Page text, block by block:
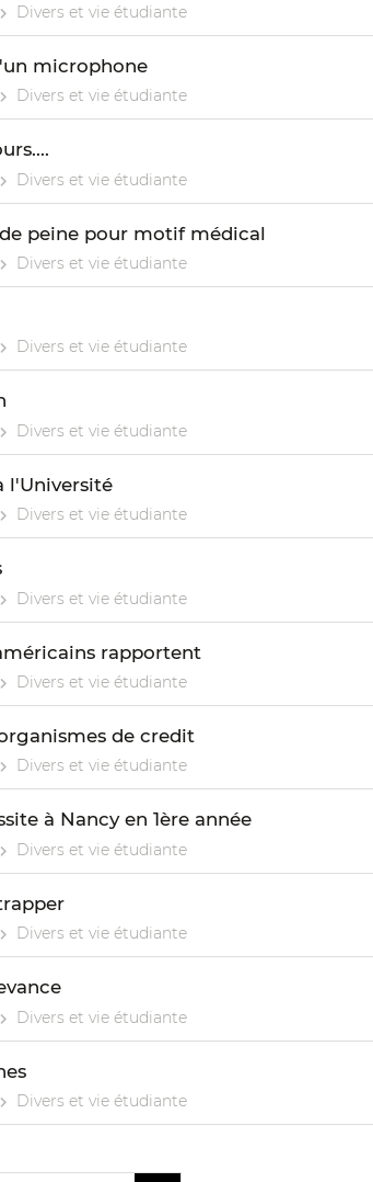
Divers et vie étudiante
microphone
Divers et vie étudiante
Divers et vie étudiante
peine pour motif médical
Divers et vie étudiante
Divers et vie étudiante
Divers et vie étudiante
l'Université
Divers et vie étudiante
Divers et vie étudiante
rapportent
Divers et vie étudiante
de credit
Divers et vie étudiante
à Nancy en 1ère année
Divers et vie étudiante
Divers et vie étudiante
Divers et vie étudiante
Divers et vie étudiante